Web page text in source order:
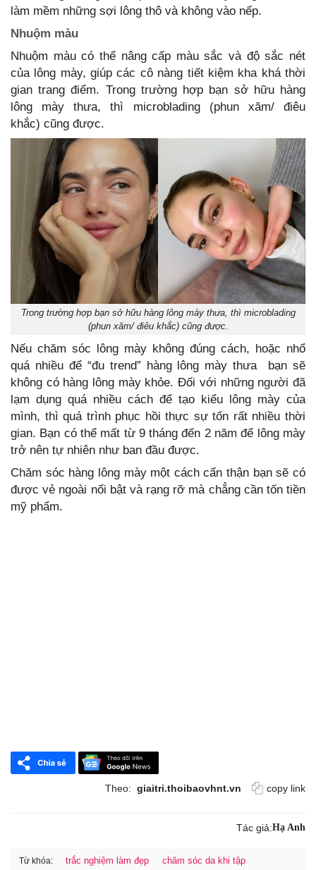
làm mềm những sợi lông thô và không vào nếp.
Nhuộm màu
Nhuộm màu có thể nâng cấp màu sắc và độ sắc nét
của lông mày, giúp các cô nàng tiết kiệm kha khá thời
gian trang điểm. Trong trường hợp bạn sở hữu hàng
lông mày thưa, thì microblading (phun xăm/ điêu
khắc) cũng được.
Trong trường hợp bạn sở hữu hàng lông mày thưa, thì microblading
(phun xăm/ điêu khắc) cũng được.
Nếu chăm sóc lông mày không đúng cách, hoặc nhổ
quá nhiều để “đu trend” hàng lông mày thưa bạn sẽ
không có hàng lông mày khỏe. Đối với những người đã
lạm dụng quá nhiều cách để tạo kiểu lông mày của
mình, thì quá trình phục hồi thực sự tốn rất nhiều thời
gian. Bạn có thể mất từ 9 tháng đến 2 năm để lông mày
trở nên tự nhiên như ban đầu được.
Chăm sóc hàng lông mày một cách cẩn thận bạn sẽ có
được vẻ ngoài nổi bật và rạng rỡ mà chẳng cần tốn tiền
mỹ phẩm.
Theo: giaitri.thoibaovhnt.vn copy link
Tác giả:Hạ Anh
Từ khóa: trắc nghiệm làm đẹp
chăm sóc da khi tập